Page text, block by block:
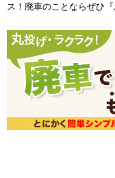
ス！廃車のことならぜひ